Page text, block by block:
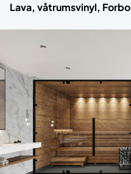
Lava, våtrumsvinyl, Forbo